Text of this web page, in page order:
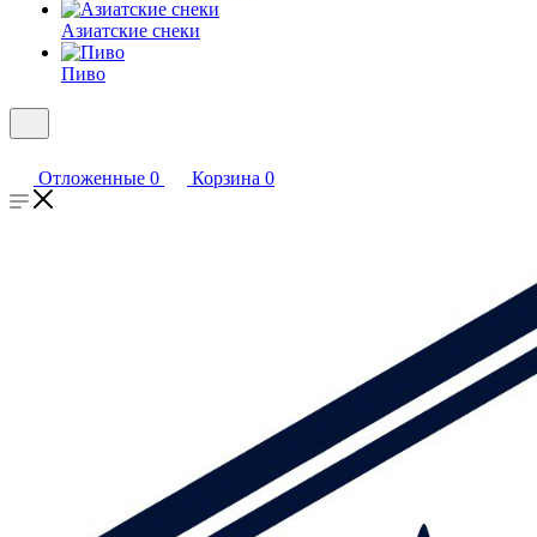
Азиатские снеки
Пиво
Отложенные 0 Корзина 0